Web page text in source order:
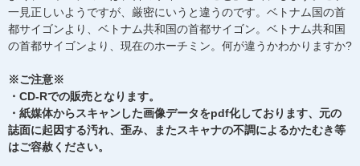
一見正しいようですが、厳密にいうと違うのです。ベトナム国の首
都サイゴンより、ベトナム共和国の首都サイゴン。ベトナム共和国
の首都サイゴンより、現在のホーチミン。何が違うかわかりますか?
※ご注意※
・CD-Rでの販売となります。
・紙媒体からスキャンした画像データをpdf化しております、元の
誌面に起因する汚れ、歪み、またスキャナの不調によるかたむき等
はご容赦ください。